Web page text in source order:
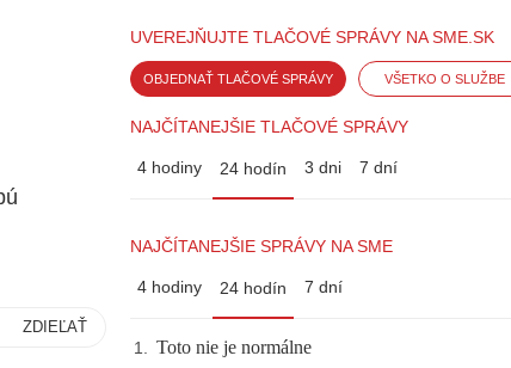
ZDIEĽAŤ
UVEREJŇUJTE TLAČOVÉ SPRÁVY NA SME.SK
OBJEDNAŤ TLAČOVÉ SPRÁVY VŠETKO O SLUŽBE
NAJČÍTANEJŠIE TLAČOVÉ SPRÁVY
4 hodiny 24 hodín 3 dni 7 dní
NAJČÍTANEJŠIE SPRÁVY NA SME
4 hodiny 24 hodín 7 dní
1. Toto nie je normálne